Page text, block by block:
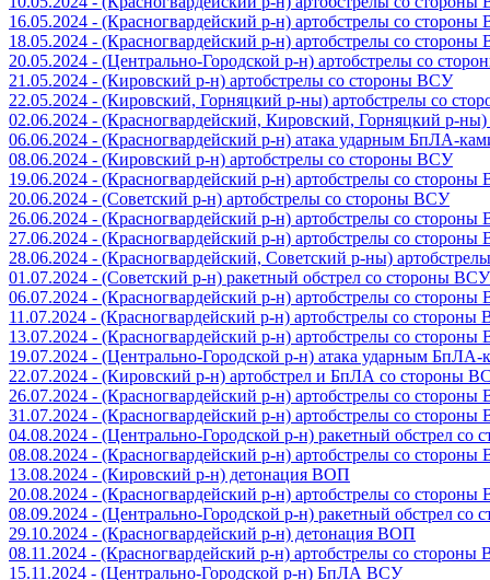
16.05.2024 - (Красногвардейский р-н) артобстрелы со
18.05.2024 - (Красногвардейский р-н) артобстрелы со
20.05.2024 - (Центрально-Городской р-н) артобстрелы со
21.05.2024 - (Кировский р-н) артобстрелы со стороны ВСУ
22.05.2024 - (Кировский, Горняцкий р-ны) артобстрелы со
02.06.2024 - (Красногвардейский, Кировский, Горняцкий р-
06.06.2024 - (Красногвардейский р-н) атака ударным БпЛА-
08.06.2024 - (Кировский р-н) артобстрелы со стороны ВСУ
19.06.2024 - (Красногвардейский р-н) артобстрелы со
20.06.2024 - (Советский р-н) артобстрелы со стороны ВСУ
26.06.2024 - (Красногвардейский р-н) артобстрелы со
27.06.2024 - (Красногвардейский р-н) артобстрелы со
28.06.2024 - (Красногвардейский, Советский р-ны)
01.07.2024 - (Советский р-н) ракетный обстрел со стороны ВСУ
06.07.2024 - (Красногвардейский р-н) артобстрелы со
11.07.2024 - (Красногвардейский р-н) артобстрелы со стороны
13.07.2024 - (Красногвардейский р-н) артобстрелы со
19.07.2024 - (Центрально-Городской р-н) атака ударным
22.07.2024 - (Кировский р-н) артобстрел и БпЛА со стороны
26.07.2024 - (Красногвардейский р-н) артобстрелы со
31.07.2024 - (Красногвардейский р-н) артобстрелы со
04.08.2024 - (Центрально-Городской р-н) ракетный обстрел со
08.08.2024 - (Красногвардейский р-н) артобстрелы со
13.08.2024 - (Кировский р-н) детонация ВОП
20.08.2024 - (Красногвардейский р-н) артобстрелы со
08.09.2024 - (Центрально-Городской р-н) ракетный обстрел со
29.10.2024 - (Красногвардейский р-н) детонация ВОП
08.11.2024 - (Красногвардейский р-н) артобстрелы со стороны
15.11.2024 - (Центрально-Городской р-н) БпЛА ВСУ